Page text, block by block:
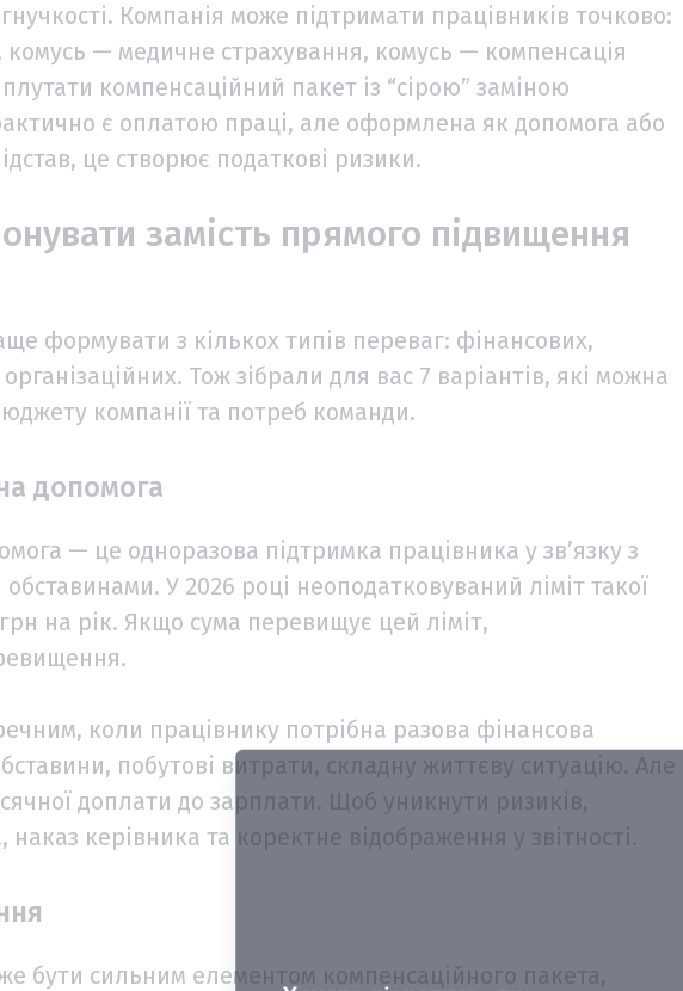
Компанія може підтримати працівників точково:
— медичне страхування, комусь — компенсація
компенсаційний пакет із “сірою” заміною
є оплатою праці, але оформлена як допомога або
це створює податкові ризики.
замість прямого підвищення
формувати з кількох типів переваг: фінансових,
Тож зібрали для вас 7 варіантів, які можна
компанії та потреб команди.
допомога
— це одноразова підтримка працівника у зв’язку з
У 2026 році неоподатковуваний ліміт такої
на рік. Якщо сума перевищує цей ліміт,
коли працівнику потрібна разова фінансова
побутові витрати, складну життєву ситуацію. Але
доплати до зарплати. Щоб уникнути ризиків,
наказ керівника та коректне відображення у звітності.
бути сильним елементом компенсаційного пакета,